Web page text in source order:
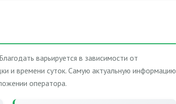
варьируется в зависимости от
и времени суток. Самую актуальную информацию
оператора.